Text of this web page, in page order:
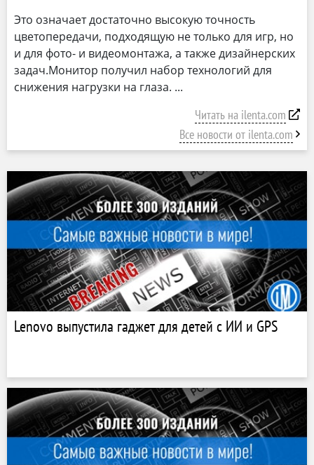
Это означает достаточно высокую точность
цветопередачи, подходящую не только для игр, но
и для фото- и видеомонтажа, а также дизайнерских
задач.Монитор получил набор технологий для
снижения нагрузки на глаза.
Читать на ilenta.com
Все новости от ilenta.com
Lenovo выпустила гаджет для детей с ИИ и GPS